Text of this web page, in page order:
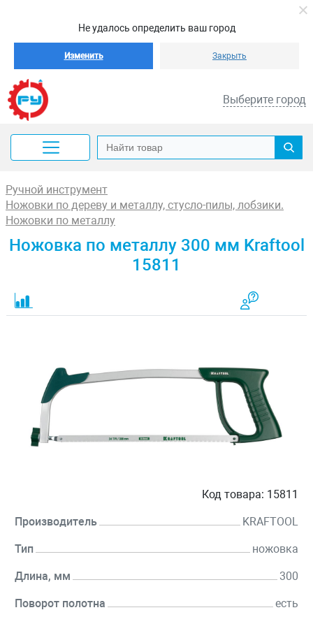
Не удалось определить ваш город
Изменить Закрыть
Выберите город
Ручной инструмент
Ножовки по дереву и металлу, стусло-пилы, лобзики.
Ножовки по металлу
Ножовка по металлу 300 мм Kraftool
15811
Код товара: 15811
Производитель KRAFTOOL
Тип ножовка
Длина, мм 300
Поворот полотна есть